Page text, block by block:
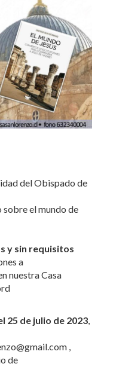
del Obispado de
el mundo de
y sin requisitos
a
nuestra Casa
25 de julio de 2023
,
de